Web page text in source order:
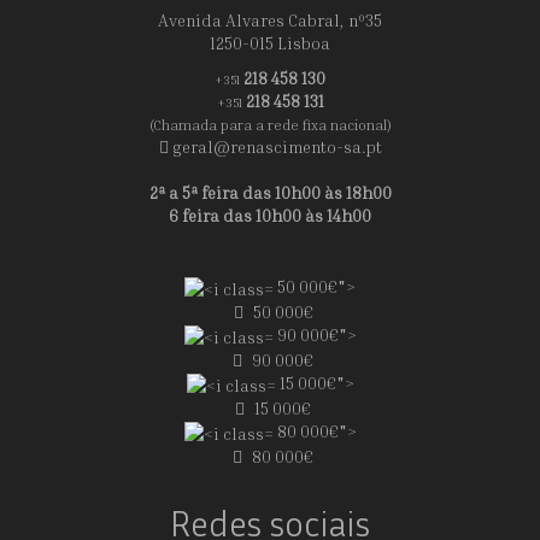
Avenida Alvares Cabral, nº35
1250-015 Lisboa
+351 218 458 130
+351 218 458 131
(Chamada para a rede fixa nacional)
geral@renascimento-sa.pt
2ª a 5ª feira das 10h00 às 18h00
6 feira das 10h00 às 14h00
50 000€">
50 000€
90 000€">
90 000€
15 000€">
15 000€
80 000€">
80 000€
Redes sociais